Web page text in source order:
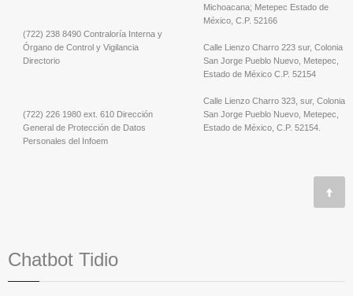
(722) 238 8490 Contraloría Interna y
Órgano de Control y Vigilancia
Directorio
(722) 226 1980 ext. 610 Dirección
General de Protección de Datos
Personales del Infoem
Michoacana; Metepec Estado de
México, C.P. 52166
Calle Lienzo Charro 223 sur, Colonia
San Jorge Pueblo Nuevo, Metepec,
Estado de México C.P. 52154
Calle Lienzo Charro 323, sur, Colonia
San Jorge Pueblo Nuevo, Metepec,
Estado de México, C.P. 52154.
Chatbot Tidio